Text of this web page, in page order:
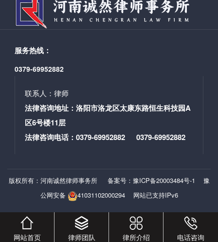
可以向人民法院提起诉讼，请求再次分割***共同财产。
婚解二第9条规定的是1年的诉讼时效，要求男女双方协
议离婚后一年内就财产分割问题反悔，请求变更或者撤
割协议时存在欺诈、胁迫等情形的，可以重新分割共同
财产确属离婚时未涉及的***共同财产，人民法院应当依
法予以分割。该条文对离婚后财产分割请求权没有诉讼
时效的***。 另一方面是，本案的情形是否符合婚解
三第18条的规定呢？我认为本案中，双方到民政部门登
记时，未对财产和债务问题做出明确约定，虽然该房产
对***共同财产进行处理，该共同财产实际上一直处于双
方共有的状态，***任何一方提出对***共同财产进行分割
务所 苏雁晓律师
服务热线：
0379-69952882
联系人：律师
法律咨询地址：洛阳市洛龙区太康东路恒生科技园A
区6号楼11层
法律咨询电话：0379-69952882 0379-69952882
版权所有：河南诚然律师事务所 备案号：豫ICP备20003484号-1
豫
公网安备
41031102000294网站已支持IPv6
网站首页 律师团队 律所介绍 电话咨询